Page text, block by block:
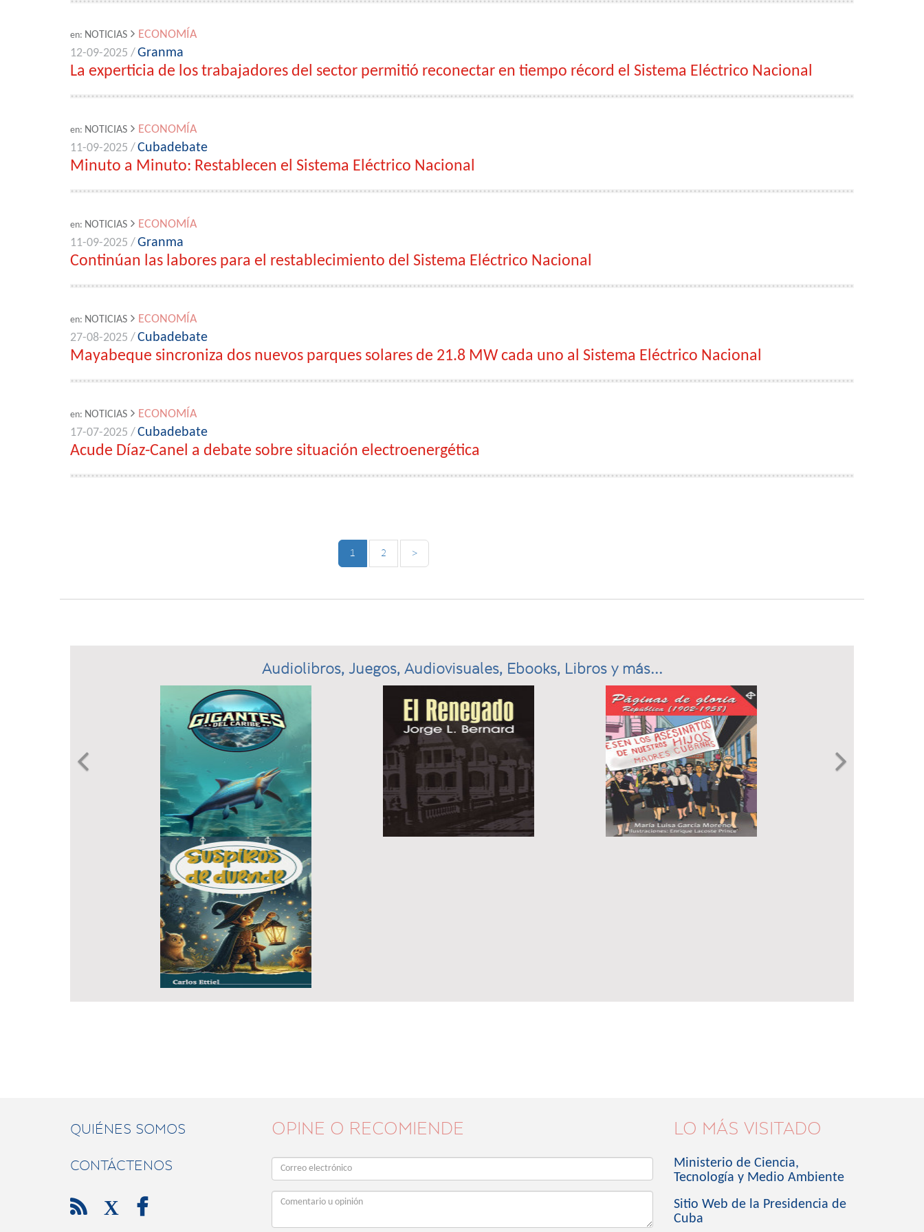
en: NOTICIAS
ECONOMÍA
12-09-2025 /Granma
La experticia de los trabajadores del sector permitió reconectar en tiempo récord el Sistema Eléctrico Nacional
en: NOTICIAS
ECONOMÍA
11-09-2025 /Cubadebate
Minuto a Minuto: Restablecen el Sistema Eléctrico Nacional
en: NOTICIAS
ECONOMÍA
11-09-2025 /Granma
Continúan las labores para el restablecimiento del Sistema Eléctrico Nacional
en: NOTICIAS
ECONOMÍA
27-08-2025 /Cubadebate
Mayabeque sincroniza dos nuevos parques solares de 21.8 MW cada uno al Sistema Eléctrico Nacional
en: NOTICIAS
ECONOMÍA
17-07-2025 /Cubadebate
Acude Díaz-Canel a debate sobre situación electroenergética
1 2 >
Audiolibros, Juegos, Audiovisuales, Ebooks, Libros y más...
Previous 
QUIÉNES SOMOS
CONTÁCTENOS
 X 
OPINE O RECOMIENDE LO MÁS VISITADO
Ministerio de Ciencia,
Tecnología y Medio Ambiente
Sitio Web de la Presidencia de
Cuba